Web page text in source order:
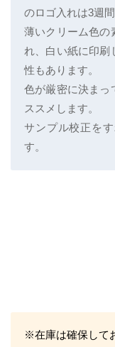
のロゴ入れは3週
薄いクリーム色の
れ、白い紙に印刷
性もあります。
色が厳密に決まっ
ススメします。
サンプル校正を
す。
※在庫は確保して